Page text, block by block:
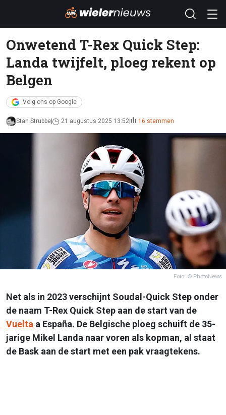
Onwetend T-Rex Quick Step:
Landa twijfelt, ploeg rekent op
Belgen
Volg ons op Google
Stan Strubbe 21 augustus 2025 13:52 16 stemmen
Foto: © PhotoNews
Net als in 2023 verschijnt Soudal-Quick Step onder
de naam T-Rex Quick Step aan de start van de
Vuelta a España. De Belgische ploeg schuift de 35-
jarige Mikel Landa naar voren als kopman, al staat
de Bask aan de start met een pak vraagtekens.